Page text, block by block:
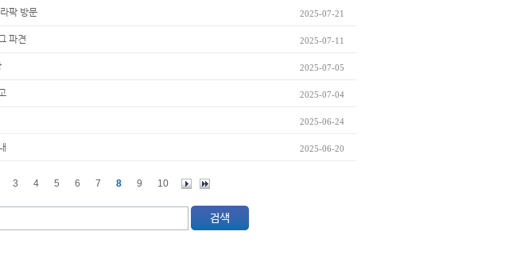
팍 방문 2025-07-21
파견 2025-07-11
2025-07-05
2025-07-04
2025-06-24
2025-06-20
3 4 5 6 7 8 9 10